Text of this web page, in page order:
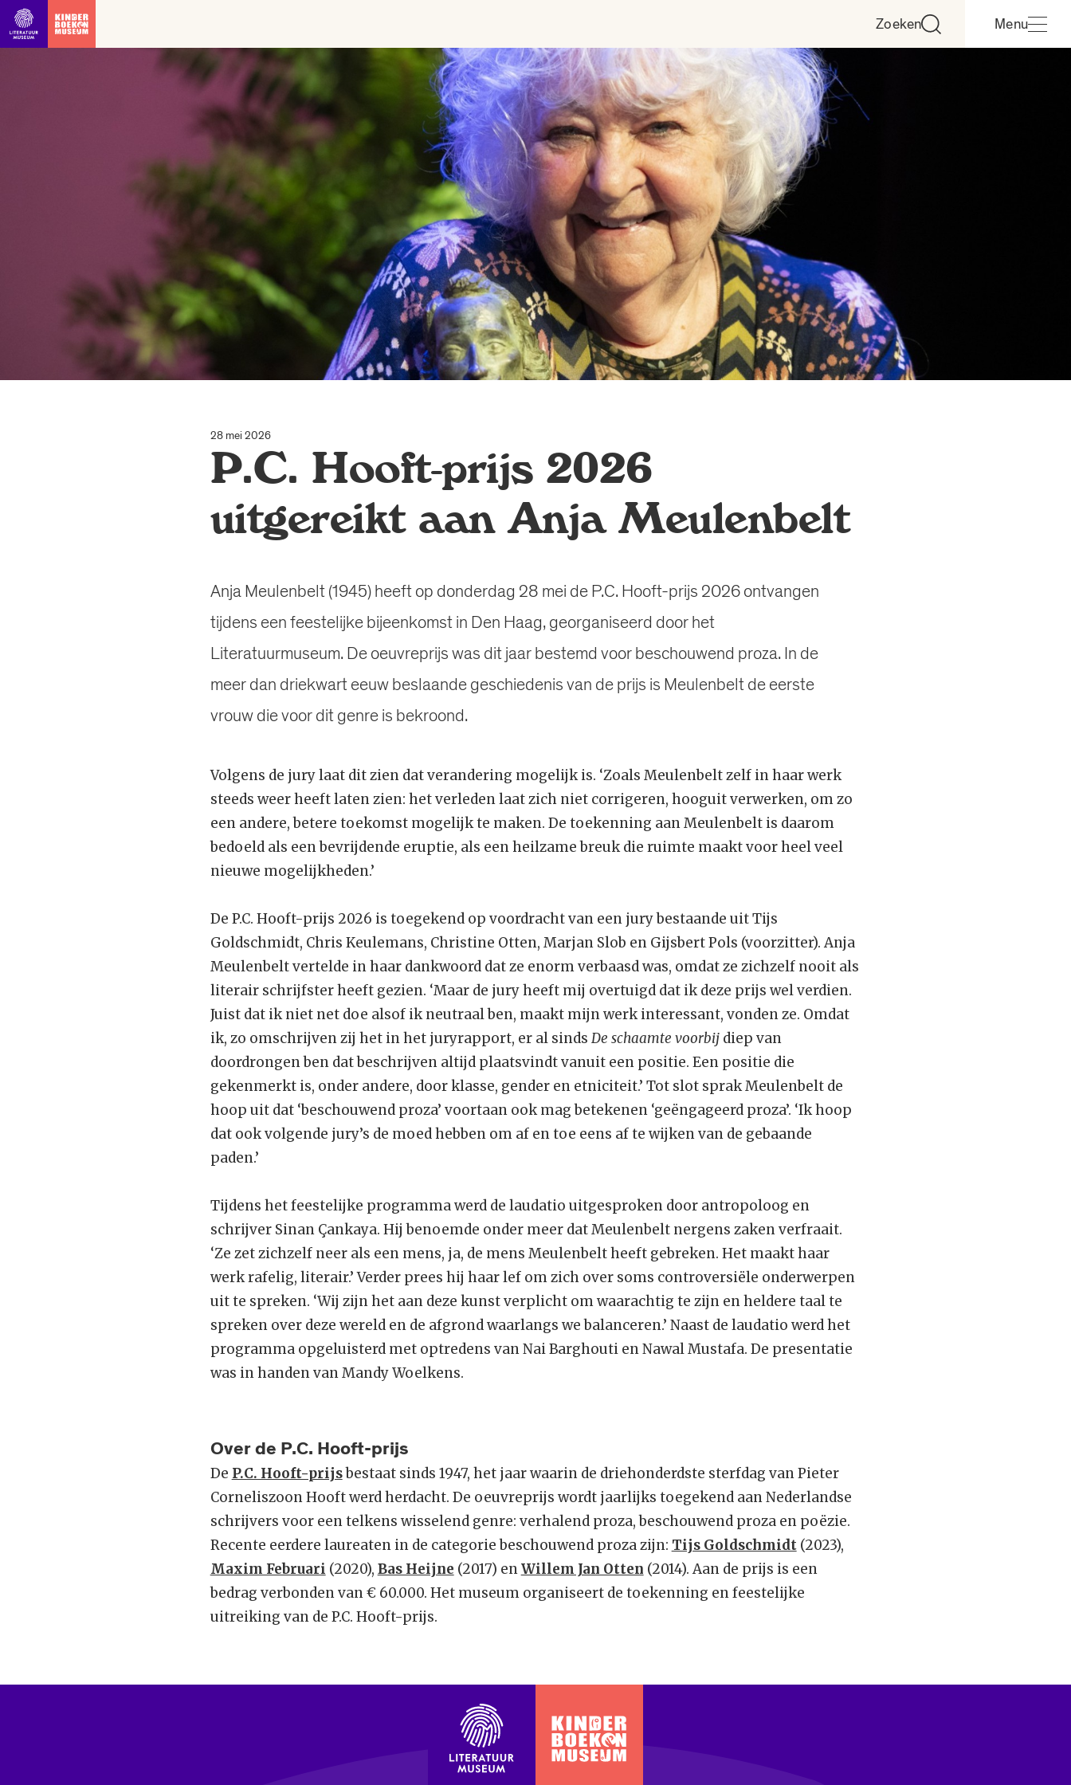
Ga direct naar inhoud Zoeken Menu
28 mei 2026
P.C. Hooft-prijs 2026
uitgereikt aan Anja Meulenbelt
Anja Meulenbelt (1945) heeft op donderdag 28 mei de P.C. Hooft-prijs 2026 ontvangen
tijdens een feestelijke bijeenkomst in Den Haag, georganiseerd door het
Literatuurmuseum. De oeuvreprijs was dit jaar bestemd voor beschouwend proza. In de
meer dan driekwart eeuw beslaande geschiedenis van de prijs is Meulenbelt de eerste
vrouw die voor dit genre is bekroond.
Volgens de jury laat dit zien dat verandering mogelijk is. ‘Zoals Meulenbelt zelf in haar werk
steeds weer heeft laten zien: het verleden laat zich niet corrigeren, hooguit verwerken, om zo
een andere, betere toekomst mogelijk te maken. De toekenning aan Meulenbelt is daarom
bedoeld als een bevrijdende eruptie, als een heilzame breuk die ruimte maakt voor heel veel
nieuwe mogelijkheden.’
De P.C. Hooft-prijs 2026 is toegekend op voordracht van een jury bestaande uit Tijs
Goldschmidt, Chris Keulemans, Christine Otten, Marjan Slob en Gijsbert Pols (voorzitter). Anja
Meulenbelt vertelde in haar dankwoord dat ze enorm verbaasd was, omdat ze zichzelf nooit als
literair schrijfster heeft gezien. ‘Maar de jury heeft mij overtuigd dat ik deze prijs wel verdien.
Juist dat ik niet net doe alsof ik neutraal ben, maakt mijn werk interessant, vonden ze. Omdat
ik, zo omschrijven zij het in het juryrapport, er al sinds De schaamte voorbijdiep van
doordrongen ben dat beschrijven altijd plaatsvindt vanuit een positie. Een positie die
gekenmerkt is, onder andere, door klasse, gender en etniciteit.’ Tot slot sprak Meulenbelt de
hoop uit dat ‘beschouwend proza’ voortaan ook mag betekenen ‘geëngageerd proza’. ‘Ik hoop
dat ook volgende jury’s de moed hebben om af en toe eens af te wijken van de gebaande
paden.’
Tijdens het feestelijke programma werd de laudatio uitgesproken door antropoloog en
schrijver Sinan Çankaya. Hij benoemde onder meer dat Meulenbelt nergens zaken verfraait.
‘Ze zet zichzelf neer als een mens, ja, de mens Meulenbelt heeft gebreken. Het maakt haar
werk rafelig, literair.’ Verder prees hij haar lef om zich over soms controversiële onderwerpen
uit te spreken. ‘Wij zijn het aan deze kunst verplicht om waarachtig te zijn en heldere taal te
spreken over deze wereld en de afgrond waarlangs we balanceren.’ Naast de laudatio werd het
programma opgeluisterd met optredens van Nai Barghouti en Nawal Mustafa. De presentatie
was in handen van Mandy Woelkens.
Over de P.C. Hooft-prijs
De P.C. Hooft-prijsbestaat sinds 1947, het jaar waarin de driehonderdste sterfdag van Pieter
Corneliszoon Hooft werd herdacht. De oeuvreprijs wordt jaarlijks toegekend aan Nederlandse
schrijvers voor een telkens wisselend genre: verhalend proza, beschouwend proza en poëzie.
Recente eerdere laureaten in de categorie beschouwend proza zijn: Tijs Goldschmidt(2023),
Maxim Februari (2020), Bas Heijne (2017) enWillem Jan Otten (2014). Aan de prijs is een
bedrag verbonden van € 60.000. Het museum organiseert de toekenning en feestelijke
uitreiking van de P.C. Hooft-prijs.